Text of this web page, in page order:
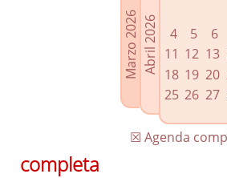
Enlaces
Agenda de Presidencia
Plenos provinciales y Juntas de gobierno
Oficina de Proyectos Europeos
Marzo 2026Abril 2026
4
5 6
11 12 13
18 19 20
25 26 27
☒ Agenda
completa